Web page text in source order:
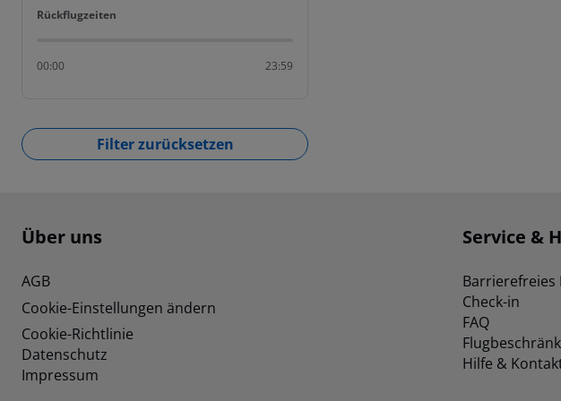
Rückflugzeiten
Rückflugzeiten
00:00 23:59
Filter zurücksetzen
Footer navigation
Über uns
AGB
Cookie-Einstellungen ändern
Cookie-Richtlinie
Datenschutz
Impressum
Service &
Barrierefreies
Check-in
FAQ
Hilfe &